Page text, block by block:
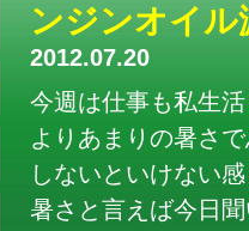
ンジンオイル
2012.07.20
今週は仕事も私生
よりあまりの暑さ
しないといけない
暑さと言えば今日